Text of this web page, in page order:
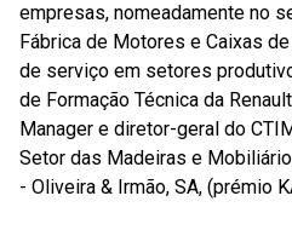
empresas, nomeadamente no
Fábrica de Motores e Caixas
de serviço em setores
de Formação Técnica da
Manager e diretor-geral do
Setor das Madeiras e
- Oliveira & Irmão, SA, (prémio